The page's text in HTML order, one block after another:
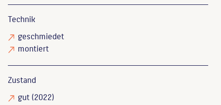
Technik
geschmiedet
montiert
Zustand
gut(2022)